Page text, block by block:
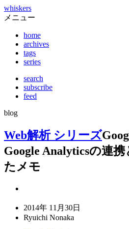
whiskers
メニュー
home
archives
tags
series
search
subscribe
feed
blog
Web解析 シリーズ
Google Analyticsの連
たメモ
2014年 11月30日
Ryuichi Nonaka